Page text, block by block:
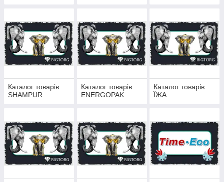
Каталог товарів
SHAMPUR
Каталог товарів
ENERGOPAK
Каталог товарів
ЇЖА